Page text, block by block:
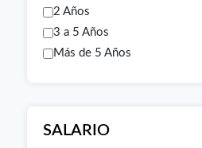
2 Años
3 a 5 Años
Más de 5 Años
SALARIO